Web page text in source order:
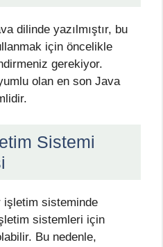
dilinde yazılmıştır, bu
için öncelikle
gerekiyor.
olan en son Java
Sistemi
işletim sisteminde
sistemleri için
Bu nedenle,